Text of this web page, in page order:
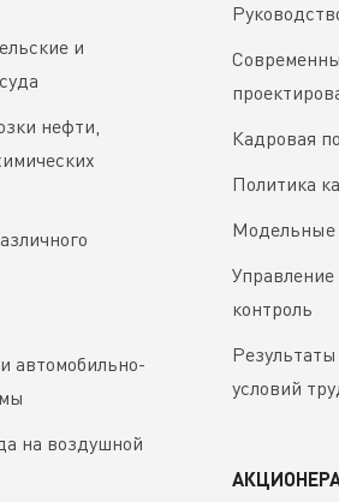
и
нефти,
автомобильно-
на воздушной
Кадровая
Политика
Модельные
контроль
условий